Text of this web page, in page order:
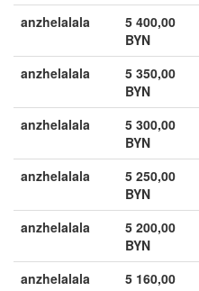
anzhelalala
5 400,00
BYN
anzhelalala
5 350,00
BYN
anzhelalala
5 300,00
BYN
anzhelalala
5 250,00
BYN
anzhelalala
5 200,00
BYN
anzhelalala
5 160,00